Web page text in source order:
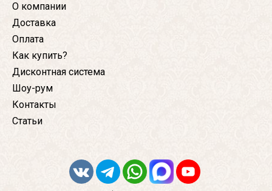
О компании
Доставка
Оплата
Как купить?
Дисконтная система
Шоу-рум
Контакты
Статьи